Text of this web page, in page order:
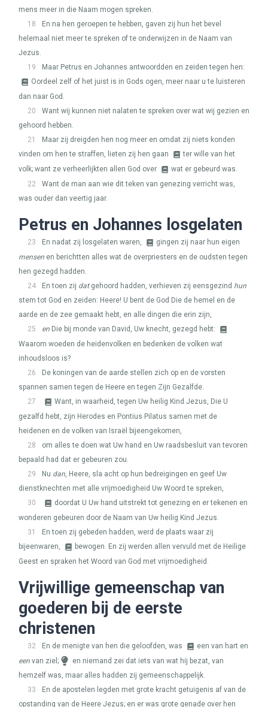
mens meer in die Naam mogen spreken.
18
En na hen geroepen te hebben, gaven zij hun het bevel
helemaal niet meer te spreken of te onderwijzen in de Naam van
Jezus.
19
Maar Petrus en Johannes antwoordden en zeiden tegen hen:
Oordeel zelf of het juist is in Gods ogen, meer naar u te luisteren
dan naar God.
20
Want wij kunnen niet nalaten te spreken over wat wij gezien en
gehoord hebben.
21
Maar zij dreigden hen nog meer en omdat zij niets konden
vinden om hen te straffen, lieten zij hen gaan
ter wille van het
volk; want ze verheerlijkten allen God over
wat er gebeurd was.
22
Want de man aan wie dit teken van genezing verricht was,
was ouder dan veertig jaar.
Petrus en Johannes losgelaten
23 En nadat zij losgelaten waren,
gingen zij naar hun eigen
mensen en berichtten alles wat de overpriesters en de oudsten tegen
hen gezegd hadden.
24
En toen zij datgehoord hadden, verhieven zij eensgezind hun
stem tot God en zeiden: Heere! U bent de God Die de hemel en de
aarde en de zee gemaakt hebt, en alle dingen die erin zijn,
25
en Die bij monde van David, Uw knecht, gezegd hebt:
Waarom woeden de heidenvolken en bedenken de volken wat
inhoudsloos is?
26
De koningen van de aarde stellen zich op en de vorsten
spannen samen tegen de Heere en tegen Zijn Gezalfde.
27
Want, in waarheid, tegen Uw heilig Kind Jezus, Die U
gezalfd hebt, zijn Herodes en Pontius Pilatus samen met de
heidenen en de volken van Israël bijeengekomen,
28
om alles te doen wat Uw hand en Uw raadsbesluit van tevoren
bepaald had dat er gebeuren zou.
29
Nu dan, Heere, sla acht op hun bedreigingen en geef Uw
dienstknechten met alle vrijmoedigheid Uw Woord te spreken,
30
doordat U Uw hand uitstrekt tot genezing en er tekenen en
wonderen gebeuren door de Naam van Uw heilig Kind Jezus.
31
En toen zij gebeden hadden, werd de plaats waar zij
bijeenwaren,
bewogen. En zij werden allen vervuld met de Heilige
Geest en spraken het Woord van God met vrijmoedigheid.
Vrijwillige gemeenschap van
goederen bij de eerste
christenen
32 En de menigte van hen die geloofden, was
een van hart en
een van ziel;
en niemand zei dat iets van wat hij bezat, van
hemzelf was, maar alles hadden zij gemeenschappelijk.
33
En de apostelen legden met grote kracht getuigenis af van de
opstanding van de Heere Jezus; en er was grote genade over hen